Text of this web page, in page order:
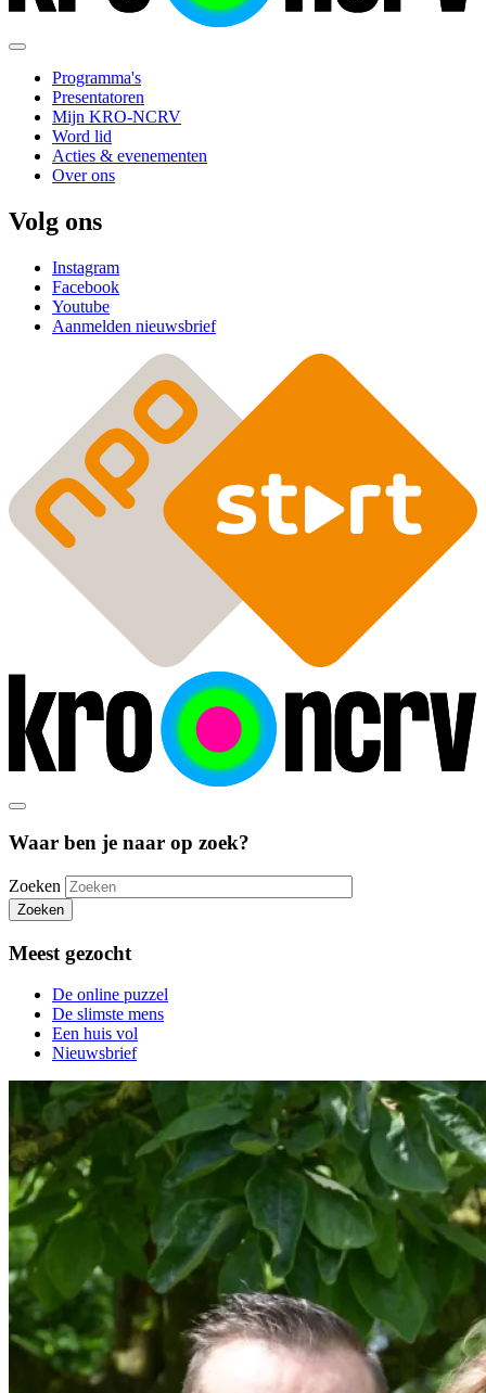
Programma's
Presentatoren
Mijn KRO-NCRV
Word lid
Acties & evenementen
Over ons
Volg ons
Instagram
Facebook
Youtube
Aanmelden nieuwsbrief
Waar ben je naar op zoek?
Zoeken
Zoeken
Meest gezocht
De online puzzel
De slimste mens
Een huis vol
Nieuwsbrief